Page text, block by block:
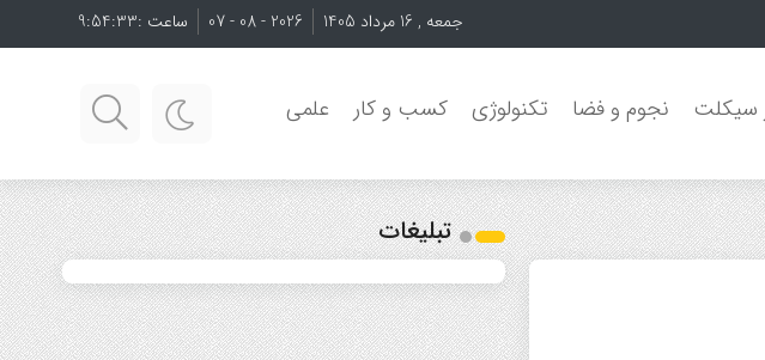
جمعه , 16 مرداد 1405 2026 - 08 - 07 ساعت :9:54:34
سیکلت نجوم و فضا تکنولوژی کسب و کار علمی
تبلیغات